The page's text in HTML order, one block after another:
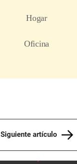
Siguiente artículo